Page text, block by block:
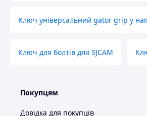
Ключ універсальний gator grip у
Ключ для болтів для SJCAM
Покупцям
Довідка для покупців